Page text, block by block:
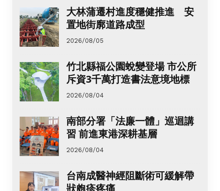
大林蒲遷村進度穩健推進 安
置地街廓道路成型
2026/08/05
竹北縣福公園蛻變登場 市公所
斥資3千萬打造書法意境地標
2026/08/04
南部分署「法廉一體」巡迴講
習 前進東港深耕基層
2026/08/04
台南成醫神經阻斷術可緩解帶
狀皰疹疼痛